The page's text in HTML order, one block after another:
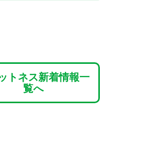
トネス新着情報一
覧へ